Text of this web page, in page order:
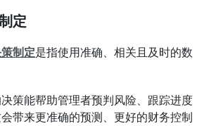
定
制定是指使用准确、相关且及时的数
决策能帮助管理者预判风险、跟踪进度
带来更准确的预测、更好的财务控制